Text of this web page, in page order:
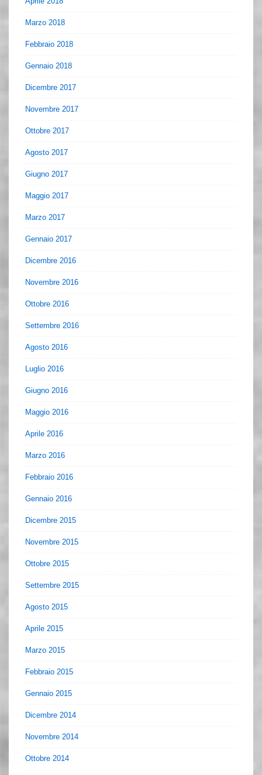
Marzo 2018
Febbraio 2018
Gennaio 2018
Dicembre 2017
Novembre 2017
Ottobre 2017
Agosto 2017
Giugno 2017
Maggio 2017
Marzo 2017
Gennaio 2017
Dicembre 2016
Novembre 2016
Ottobre 2016
Settembre 2016
Agosto 2016
Luglio 2016
Giugno 2016
Maggio 2016
Aprile 2016
Marzo 2016
Febbraio 2016
Gennaio 2016
Dicembre 2015
Novembre 2015
Ottobre 2015
Settembre 2015
Agosto 2015
Aprile 2015
Marzo 2015
Febbraio 2015
Gennaio 2015
Dicembre 2014
Novembre 2014
Ottobre 2014